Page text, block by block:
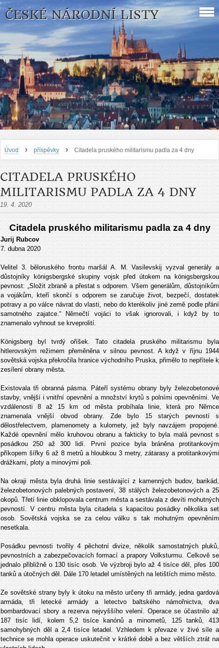
ČESKÉ NÁRODNÍ LISTY
Úvod › příspěvky › Citadela pruského militarismu padla za 4 dny
CITADELA PRUSKÉHO
MILITARISMU PADLA ZA 4 DNY
19. 4. 2020
Citadela pruského militarismu padla za 4 dny
Jurij Rubcov
7. dubna 2020
Velitel 3. běloruského frontu maršál A. M. Vasilevskij vyzval generály a
důstojníky königsbergské skupiny vojsk před útokem na königsbergskou
pevnost: „Složit zbraně a přestat s odporem. Všem generálům, důstojníkům
a vojákům, kteří skončí s odporem se zaručuje život, bezpečí, dostatek
potravy a po válce návrat do vlasti, nebo do kterékoliv jiné země podle přání
samotného zajatce.“ Němečtí vojáci to však ignorovali, i když by to
znamenalo vyhnout se krveprolití.
Königsberg byl tvrdý oříšek. Tato citadela pruského militarismu byla
hitlerovským režimem přeměněna v silnou pevnost. A když v říjnu 1944
sovětská vojska překročila hranice východního Pruska, přimělo to nepřítele k
zesílení obrany města.
Existovala tři obranná pásma. Páteří systému obrany byly železobetonové
stavby, vnější i vnitřní opevnění a množství krytů s polními opevněními. Ve
vzdálenosti 8 až 15 km od města probíhala linie, která pro Němce
znamenala vnější obvod obrany. Zde bylo 15 starých pevností s
dělostřelectvem, plamenomety a kulomety, jež byly navzájem propojené.
Každé opevnění mělo kruhovou obranu a fakticky to byla malá pevnost s
posádkou 250 až 300 lidí. První pozice byla bráněna protitankovým
příkopem šířky 6 až 8 metrů a hloubkou 3 metry, zátarasy a protitankovými
drážkami, ploty a minovými poli.
Na okraji města byla druhá linie sestávající z kamenných budov, barikád,
železobetonových palebných postavení, 38 stálých železobetonových a 25
okopů. Třetí linie obklopovala centrum města a sestávala z devíti mohutných
pevností. V centru města byla citadela s kapacitou posádky několika set
osob. Sovětská vojska se za celou válku s tak mohutným opevněním
nesetkala.
Posádku pevnosti tvořily 4 pěchotní divize, několik samostatných pluků,
pevnostních a zabezpečovacích formací a prapory Volksturmu. Celkově se
jednalo přibližně o 130 tisíc osob. Ve výzbroji bylo až 4 tisíce děl, přes 100
tanků a útočných děl. Dále 170 letadel umístěných na letištích mimo město.
Ze sovětské strany byly k útoku na město určeny tři armády, jedna gardová
armáda, tři letecké armády a letectvo baltského námořnictva, dva
bombardovací sbory a rezerva nejvyššího velení. Operace se účastnilo až
187 tisíc lidí, kolem 5,2 tisíce kanónů a minometů, 125 tanků, 413
samohybných děl a 2,4 tisíce letadel. Vzhledem k převaze v živé síle a
technice se mohla operace uskutečnit v krátké době a bez větších ztrát na